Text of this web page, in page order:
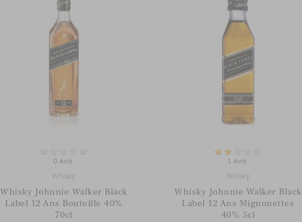
0 Avis
Whisky
Whisky Johnnie Walker Black
Label 12 Ans Bouteille 40%
70cl
1 Avis
Whisky
Whisky Johnnie Walker Black
Label 12 Ans Mignonettes
40% 5cl